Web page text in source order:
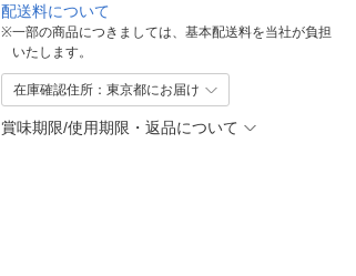
配送料について
※一部の商品につきましては、基本配送料を当社が負担
いたします。
在庫確認住所：東京都にお届け
賞味期限/使用期限・返品について